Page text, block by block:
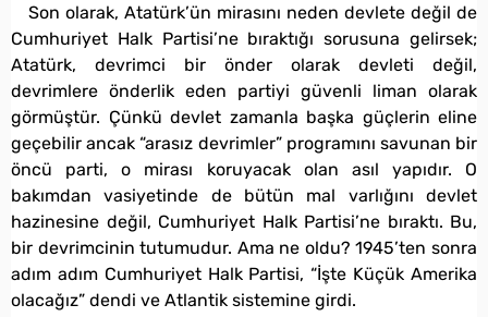
Son olarak, Atatürk’ün mirasını neden devlete değil de
Cumhuriyet Halk Partisi’ne bıraktığı sorusuna gelirsek;
Atatürk, devrimci bir önder olarak devleti değil,
devrimlere önderlik eden partiyi güvenli liman olarak
görmüştür. Çünkü devlet zamanla başka güçlerin eline
geçebilir ancak “arasız devrimler” programını savunan bir
öncü parti, o mirası koruyacak olan asıl yapıdır. O
bakımdan vasiyetinde de bütün mal varlığını devlet
hazinesine değil, Cumhuriyet Halk Partisi’ne bıraktı. Bu,
bir devrimcinin tutumudur. Ama ne oldu? 1945’ten sonra
adım adım Cumhuriyet Halk Partisi, “İşte Küçük Amerika
olacağız” dendi ve Atlantik sistemine girdi.